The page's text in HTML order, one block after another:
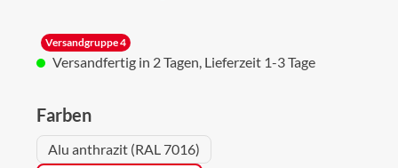
Versandgruppe 4
Versandfertig in 2 Tagen, Lieferzeit 1-3 Tage
Farbenauswählen
Alu anthrazit (RAL 7016)